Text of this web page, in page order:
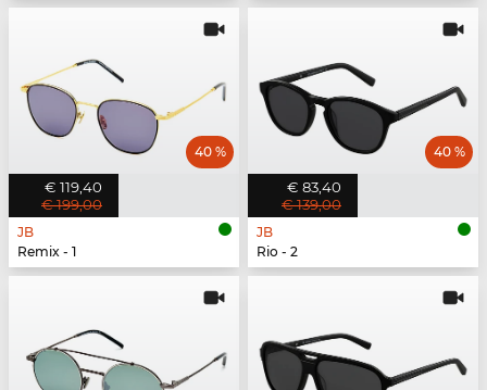
€ 119,40
€ 199,00
40 %
JB
Remix - 1
€ 83,40
€ 139,00
40 %
JB
Rio - 2